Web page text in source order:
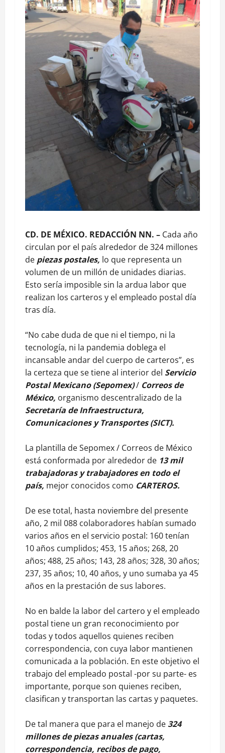
CD. DE MÉXICO. REDACCIÓN NN. – Cada año
circulan por el país alrededor de 324 millones
de piezas postales, lo que representa un
volumen de un millón de unidades diarias.
Esto sería imposible sin la ardua labor que
realizan los carteros y el empleado postal día
tras día.
“No cabe duda de que ni el tiempo, ni la
tecnología, ni la pandemia doblega el
incansable andar del cuerpo de carteros”, es
la certeza que se tiene al interior del Servicio
Postal Mexicano (Sepomex)/ Correos de
México, organismo descentralizado de la
Secretaría de Infraestructura,
Comunicaciones y Transportes (SICT).
La plantilla de Sepomex / Correos de México
está conformada por alrededor de 13 mil
trabajadoras y trabajadores en todo el
país, mejor conocidos como CARTEROS.
De ese total, hasta noviembre del presente
año, 2 mil 088 colaboradores habían sumado
varios años en el servicio postal: 160 tenían
10 años cumplidos; 453, 15 años; 268, 20
años; 488, 25 años; 143, 28 años; 328, 30 años;
237, 35 años; 10, 40 años, y uno sumaba ya 45
años en la prestación de sus labores.
No en balde la labor del cartero y el empleado
postal tiene un gran reconocimiento por
todas y todos aquellos quienes reciben
correspondencia, con cuya labor mantienen
comunicada a la población. En este objetivo el
trabajo del empleado postal -por su parte- es
importante, porque son quienes reciben,
clasifican y transportan las cartas y paquetes.
De tal manera que para el manejo de324
millones de piezas anuales (cartas,
correspondencia, recibos de pago,